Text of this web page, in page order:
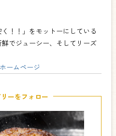
く！！」をモットーにしている
でジューシー、そしてリーズ
ームページ
ーをフォロー